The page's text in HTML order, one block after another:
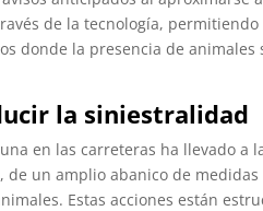
de la tecnología,
donde la presencia de
la siniestralidad
en las carreteras ha llevado a
de un amplio abanico de
Estas acciones están